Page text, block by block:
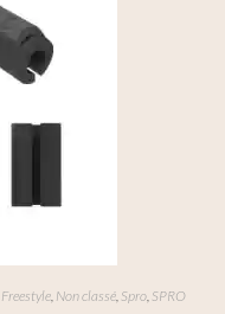
Freestyle, Non classé, Spro, SPRO